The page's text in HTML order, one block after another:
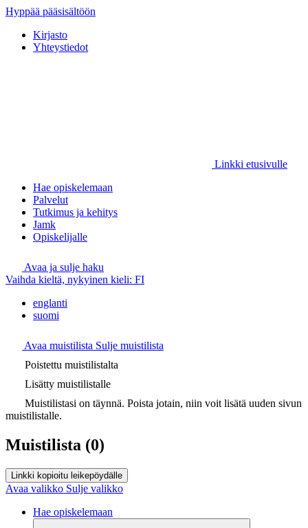
Hyppää pääsisältöön
Kirjasto
Yhteystiedot
Linkki etusivulle
Hae opiskelemaan
Palvelut
Tutkimus ja kehitys
Jamk
Opiskelijalle
Avaa ja sulje haku
Vaihda kieltä, nykyinen kieli: FI
englanti
suomi
Avaa muistilista Sulje muistilista
Poistettu muistilistalta
Lisätty muistilistalle
Muistilistasi on täynnä. Poista jotain, niin voit lisätä uuden sivun
muistilistalle.
Muistilista (0)
Linkki kopioitu leikepöydälle
Avaa valikko Sulje valikko
Hae opiskelemaan